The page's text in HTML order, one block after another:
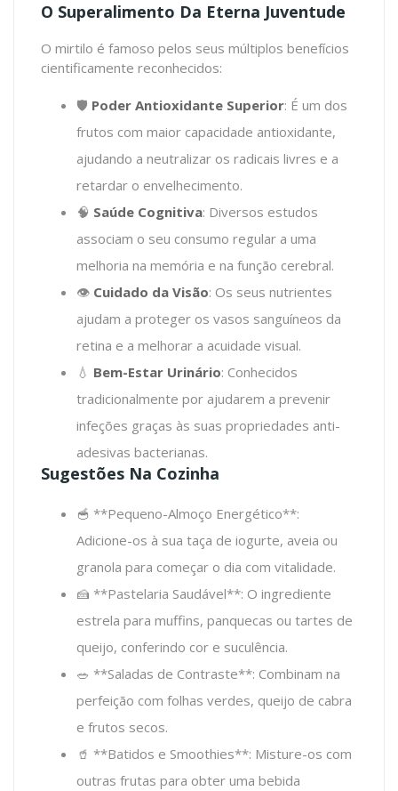
O Superalimento Da Eterna Juventude
O mirtilo é famoso pelos seus múltiplos benefícios
cientificamente reconhecidos:
🛡️ Poder Antioxidante Superior: É um dos
frutos com maior capacidade antioxidante,
ajudando a neutralizar os radicais livres e a
retardar o envelhecimento.
🧠 Saúde Cognitiva: Diversos estudos
associam o seu consumo regular a uma
melhoria na memória e na função cerebral.
👁️ Cuidado da Visão: Os seus nutrientes
ajudam a proteger os vasos sanguíneos da
retina e a melhorar a acuidade visual.
💧 Bem-Estar Urinário: Conhecidos
tradicionalmente por ajudarem a prevenir
infeções graças às suas propriedades anti-
adesivas bacterianas.
Sugestões Na Cozinha
🥣 **Pequeno-Almoço Energético**:
Adicione-os à sua taça de iogurte, aveia ou
granola para começar o dia com vitalidade.
🍰 **Pastelaria Saudável**: O ingrediente
estrela para muffins, panquecas ou tartes de
queijo, conferindo cor e suculência.
🥗 **Saladas de Contraste**: Combinam na
perfeição com folhas verdes, queijo de cabra
e frutos secos.
🥤 **Batidos e Smoothies**: Misture-os com
outras frutas para obter uma bebida